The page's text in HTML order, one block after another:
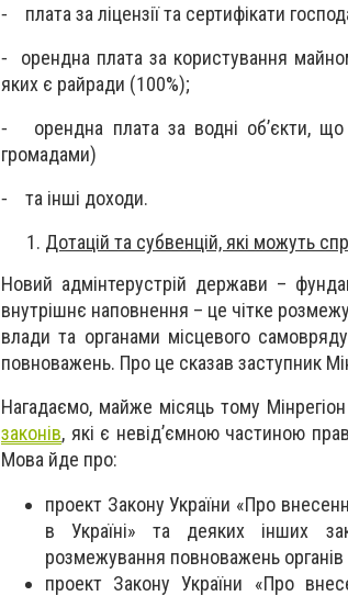
⁃ плата за ліцензії та сертифікати
⁃ орендна плата за користування
яких є райради (100%);
⁃ орендна плата за водні об’єкти,
громадами)
⁃ та інші доходи.
Дотацій та субвенцій, які можуть
Новий адмінтерустрій держави –
внутрішнє наповнення – це чітке
влади та органами місцевого
повноважень. Про це сказав заступник
Нагадаємо, майже місяць тому
законів, які є невід’ємною частиною
Мова йде про:
проект Закону України «Про
в Україні» та деяких інших
розмежування повноважень
проект Закону України «Про